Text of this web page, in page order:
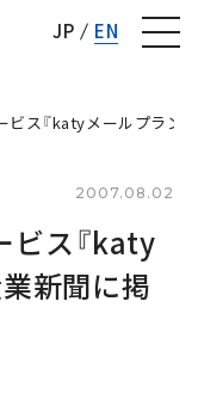
JP EN
ビス『katyメールプラン
2007.08.02
ビス『katy
新聞に掲